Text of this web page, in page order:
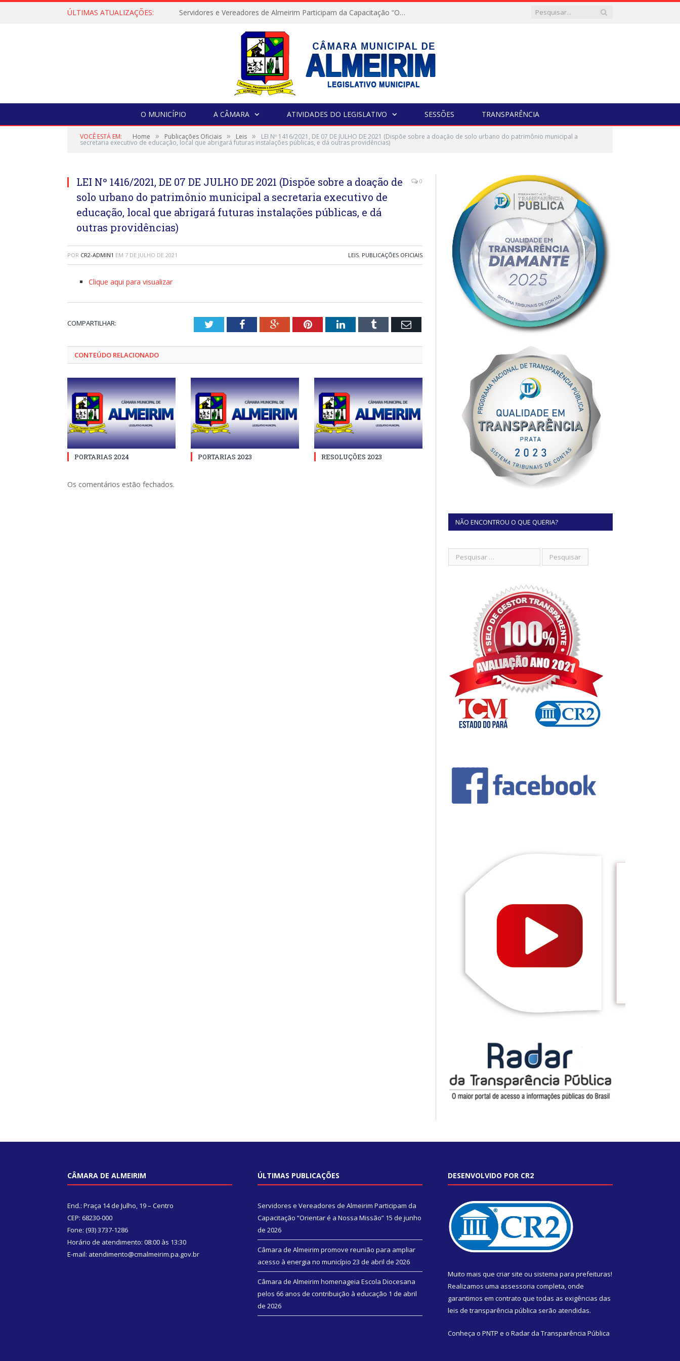
ÚLTIMAS ATUALIZAÇÕES: Servidores e Vereadores de Almeirim Participam da Capacitação “Orientar é a Nossa Missão”
O MUNICÍPIO A CÂMARA ATIVIDADES DO LEGISLATIVO SESSÕES TRANSPARÊNCIA
VOCÊ ESTÁ EM: Home » Publicações Oficiais » Leis » LEI Nº 1416/2021, DE 07 DE JULHO DE 2021 (Dispõe sobre a doação de solo urbano do patrimônio municipal a
secretaria executivo de educação, local que abrigará futuras instalações públicas, e dá outras providências)
LEI Nº 1416/2021, DE 07 DE JULHO DE 2021 (Dispõe sobre a doação de
solo urbano do patrimônio municipal a secretaria executivo de
educação, local que abrigará futuras instalações públicas, e dá
outras providências)
0
POR CR2-ADMIN1 EM 7 DE JULHO DE 2021 LEIS, PUBLICAÇÕES OFICIAIS
Clique aqui para visualizar
COMPARTILHAR: TwitterFacebookGoogle+PinterestLinkedInTumblr Email
CONTEÚDO RELACIONADO
PORTARIAS 2024 PORTARIAS 2023 RESOLUÇÕES 2023
Os comentários estão fechados.
NÃO ENCONTROU O QUE QUERIA?
CÂMARA DE ALMEIRIM
End.: Praça 14 de Julho, 19 – Centro
CEP: 68230-000
Fone: (93) 3737-1286
Horário de atendimento: 08:00 às 13:30
E-mail: atendimento@cmalmeirim.pa.gov.br
ÚLTIMAS PUBLICAÇÕES
Servidores e Vereadores de Almeirim Participam da
Capacitação “Orientar é a Nossa Missão” 15 de junho
de 2026
Câmara de Almeirim promove reunião para ampliar
acesso à energia no município 23 de abril de 2026
Câmara de Almeirim homenageia Escola Diocesana
pelos 66 anos de contribuição à educação 1 de abril
de 2026
DESENVOLVIDO POR CR2
Muito mais que criar site ou sistema para prefeituras!
Realizamos uma assessoria completa, onde
garantimos em contrato que todas as exigências das
leis de transparência pública serão atendidas.
Conheça o PNTP e o Radar da Transparência Pública